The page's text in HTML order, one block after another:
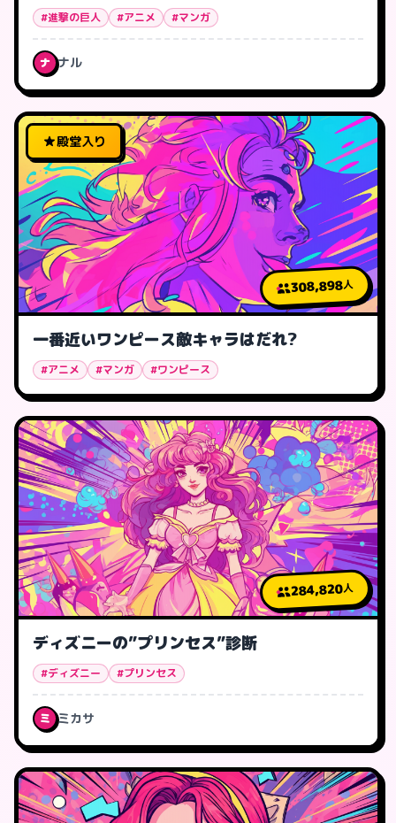
#進撃の巨人 #アニメ #マンガ
ナ ナル
殿堂入り
308,898人
一番近いワンピース敵キャラはだれ?
#アニメ #マンガ #ワンピース
284,820人
ディズニーの”プリンセス”診断
#ディズニー #プリンセス
ミ ミカサ